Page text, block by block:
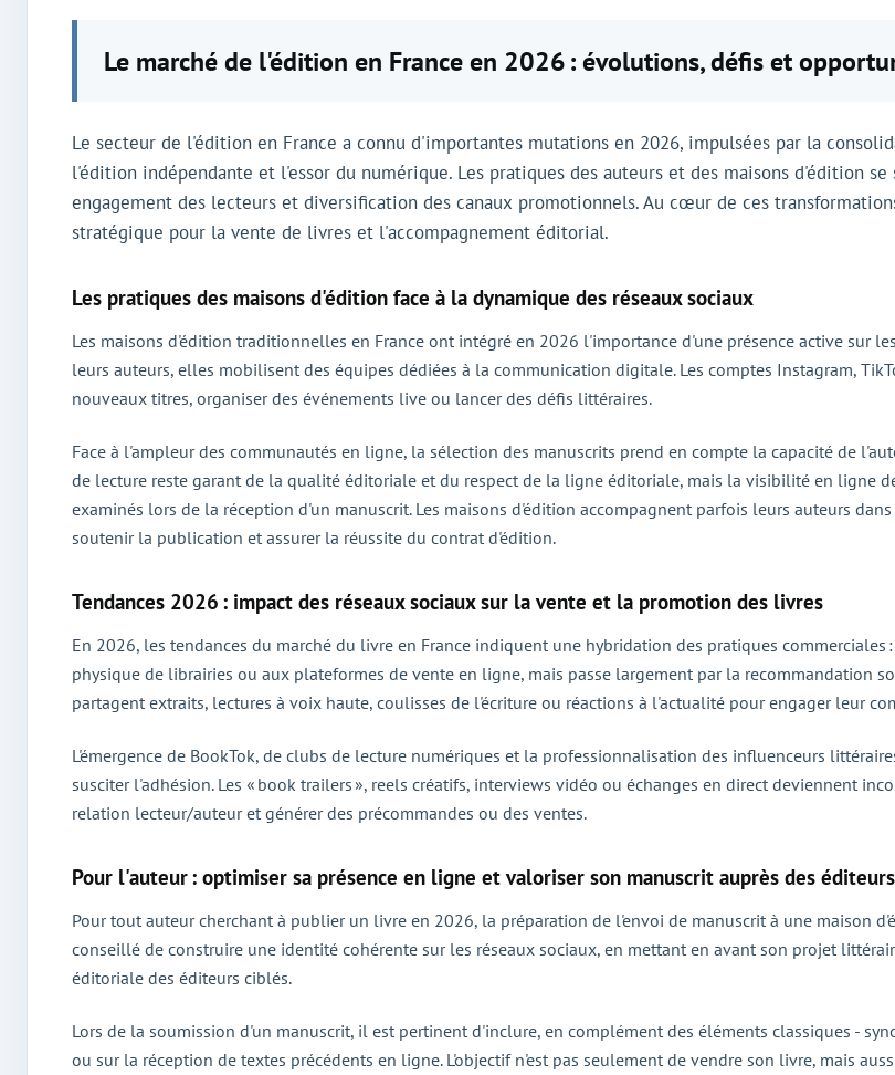
Le marché de l'édition en France en 2026 : évolutions, défis et
Le secteur de l'édition en France a connu d'importantes mutations en 2026, impulsées par la
l'édition indépendante et l'essor du numérique. Les pratiques des auteurs et des maisons d'édition
engagement des lecteurs et diversification des canaux promotionnels. Au cœur de ces
stratégique pour la vente de livres et l'accompagnement éditorial.
Les pratiques des maisons d'édition face à la dynamique des réseaux sociaux
Les maisons d'édition traditionnelles en France ont intégré en 2026 l'importance d'une présence active sur
leurs auteurs, elles mobilisent des équipes dédiées à la communication digitale. Les comptes Instagram,
nouveaux titres, organiser des événements live ou lancer des défis littéraires.
Face à l'ampleur des communautés en ligne, la sélection des manuscrits prend en compte la capacité de
de lecture reste garant de la qualité éditoriale et du respect de la ligne éditoriale, mais la visibilité en ligne
examinés lors de la réception d'un manuscrit. Les maisons d'édition accompagnent parfois leurs auteurs
soutenir la publication et assurer la réussite du contrat d'édition.
Tendances 2026 : impact des réseaux sociaux sur la vente et la promotion des livres
En 2026, les tendances du marché du livre en France indiquent une hybridation des pratiques
physique de librairies ou aux plateformes de vente en ligne, mais passe largement par la recommandation
partagent extraits, lectures à voix haute, coulisses de l'écriture ou réactions à l'actualité pour engager leur
L'émergence de BookTok, de clubs de lecture numériques et la professionnalisation des influenceurs
susciter l'adhésion. Les « book trailers », reels créatifs, interviews vidéo ou échanges en direct deviennent
relation lecteur/auteur et générer des précommandes ou des ventes.
Pour l'auteur : optimiser sa présence en ligne et valoriser son manuscrit auprès des éditeurs
Pour tout auteur cherchant à publier un livre en 2026, la préparation de l'envoi de manuscrit à une maison
conseillé de construire une identité cohérente sur les réseaux sociaux, en mettant en avant son projet
éditoriale des éditeurs ciblés.
Lors de la soumission d'un manuscrit, il est pertinent d'inclure, en complément des éléments classiques -
ou sur la réception de textes précédents en ligne. L'objectif n'est pas seulement de vendre son livre, mais